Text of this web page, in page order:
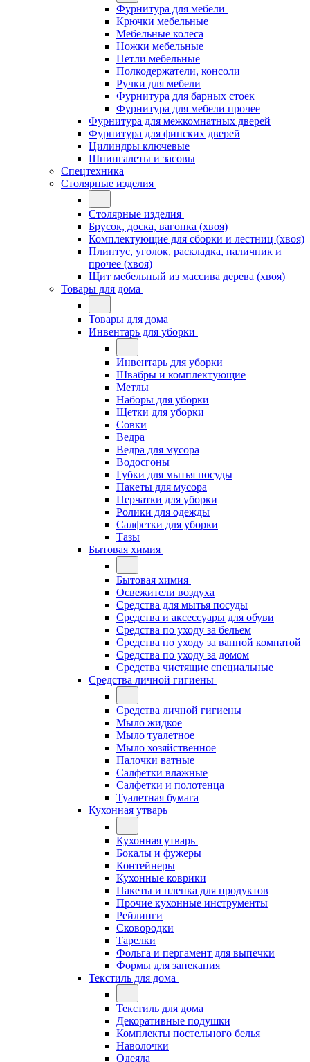
Фурнитура для мебели
Крючки мебельные
Мебельные колеса
Ножки мебельные
Петли мебельные
Полкодержатели, консоли
Ручки для мебели
Фурнитура для барных стоек
Фурнитура для мебели прочее
Фурнитура для межкомнатных дверей
Фурнитура для финских дверей
Цилиндры ключевые
Шпингалеты и засовы
Спецтехника
Столярные изделия
Столярные изделия
Брусок, доска, вагонка (хвоя)
Комплектующие для сборки и лестниц (хвоя)
Плинтус, уголок, раскладка, наличник и
прочее (хвоя)
Щит мебельный из массива дерева (хвоя)
Товары для дома
Товары для дома
Инвентарь для уборки
Инвентарь для уборки
Швабры и комплектующие
Метлы
Наборы для уборки
Щетки для уборки
Совки
Ведра
Ведра для мусора
Водосгоны
Губки для мытья посуды
Пакеты для мусора
Перчатки для уборки
Ролики для одежды
Салфетки для уборки
Тазы
Бытовая химия
Бытовая химия
Освежители воздуха
Средства для мытья посуды
Средства и аксессуары для обуви
Средства по уходу за бельем
Средства по уходу за ванной комнатой
Средства по уходу за домом
Средства чистящие специальные
Средства личной гигиены
Средства личной гигиены
Мыло жидкое
Мыло туалетное
Мыло хозяйственное
Палочки ватные
Салфетки влажные
Салфетки и полотенца
Туалетная бумага
Кухонная утварь
Кухонная утварь
Бокалы и фужеры
Контейнеры
Кухонные коврики
Пакеты и пленка для продуктов
Прочие кухонные инструменты
Рейлинги
Сковородки
Тарелки
Фольга и пергамент для выпечки
Формы для запекания
Текстиль для дома
Текстиль для дома
Декоративные подушки
Комплекты постельного белья
Наволочки
Одеяла